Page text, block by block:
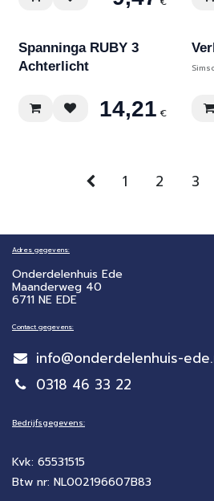
Spanninga RUBY 3
Achterlicht
14,21 €
1 2 3
Adres gegevens:
Onderdelenhuis Ede
Maanderweg 40
6711 NE EDE
Contact gegevens:
info@onderdelenhuis-
0318 46 33 22
Bedrijfsgegevens:
Kvk: 65531515
Btw nr: NL002196607B83